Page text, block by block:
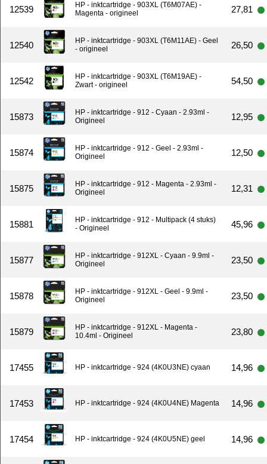
12539
HP - inktcartridge - 903XL (T6M07AE) -
Magenta - origineel
27,81
12540
HP - inktcartridge - 903XL (T6M11AE) - Geel
- origineel
26,50
12542
HP - inktcartridge - 903XL (T6M19AE) -
Zwart - origineel
54,50
15873
HP - inktcartridge - 912 - Cyaan - 2.93ml -
Origineel
12,95
15874
HP - inktcartridge - 912 - Geel - 2.93ml -
Origineel
12,50
15875
HP - inktcartridge - 912 - Magenta - 2.93ml -
Origineel
12,31
15881
HP - inktcartridge - 912 - Multipack (4 stuks)
- Origineel
45,96
15877
HP - inktcartridge - 912XL - Cyaan - 9.9ml -
Origineel
23,50
15878
HP - inktcartridge - 912XL - Geel - 9.9ml -
Origineel
23,50
15879
HP - inktcartridge - 912XL - Magenta -
10.4ml - Origineel
23,80
17455 HP - inktcartridge - 924 (4K0U3NE) cyaan 14,96
17453 HP - inktcartridge - 924 (4K0U4NE) Magenta 14,96
17454 HP - inktcartridge - 924 (4K0U5NE) geel 14,96